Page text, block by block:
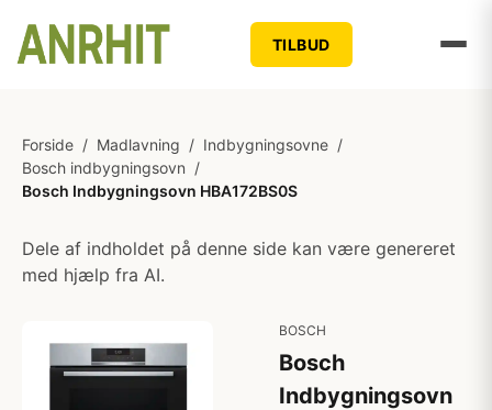
TILBUD
Forside / Madlavning / Indbygningsovne /
Bosch indbygningsovn /
Bosch Indbygningsovn HBA172BS0S
Dele af indholdet på denne side kan være genereret
med hjælp fra AI.
BOSCH
Bosch
Indbygningsovn